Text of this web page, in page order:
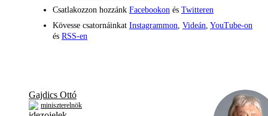
Csatlakozzon hozzánk Facebookon és Twitteren
Kövesse csatornáinkat Instagrammon, Videán, YouTube-on
és RSS-en
Gajdics Ottó
miniszterelnök